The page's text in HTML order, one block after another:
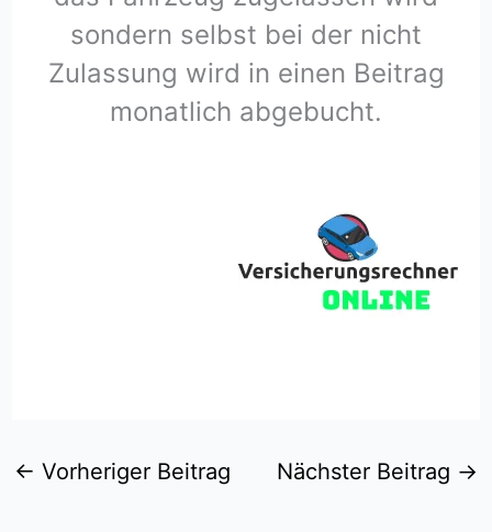
sondern selbst bei der nicht
Zulassung wird in einen Beitrag
monatlich abgebucht.
← Vorheriger Beitrag Nächster Beitrag →